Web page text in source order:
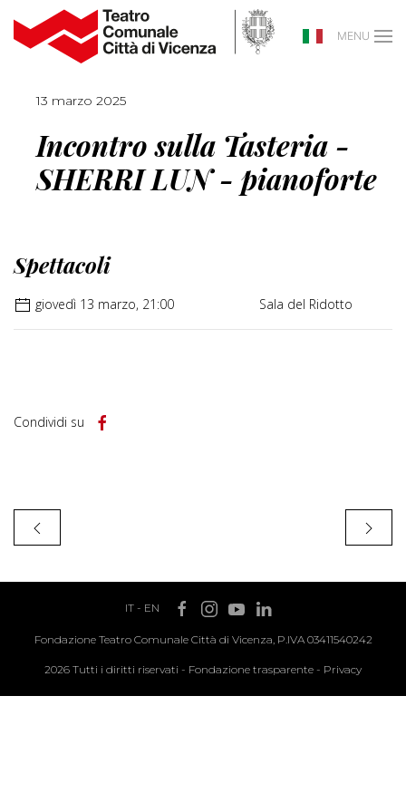
MENU
13 marzo 2025
Incontro sulla Tasteria -
SHERRI LUN - pianoforte
Spettacoli
giovedì 13 marzo, 21:00 Sala del Ridotto
Condividi su
IT- EN
Fondazione Teatro Comunale Città di Vicenza, P.IVA 03411540242
2026 Tutti i diritti riservati - Fondazione trasparente - Privacy